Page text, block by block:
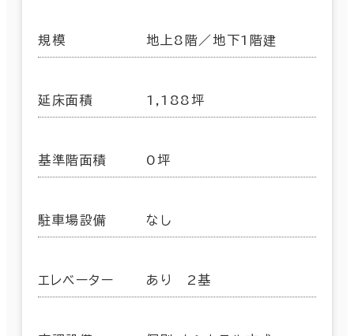
規模 地上8階／地下1階建
延床面積 1,188坪
基準階面積 0坪
駐車場設備 なし
エレベーター あり 2基